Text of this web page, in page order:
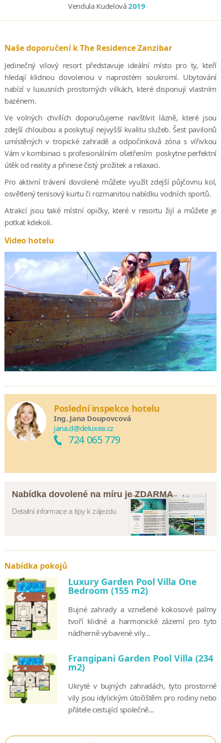
Vendula Kudelová2019
Naše doporučení k The Residence Zanzibar
Jedinečný vilový resort představuje ideální místo pro ty, kteří
hledají klidnou dovolenou v naprostém soukromí. Ubytování
nabízí v luxusních prostorných vilkách, které disponují vlastním
bazénem.
Ve volných chvílích doporučujeme navštívit lázně, které jsou
zdejší chloubou a poskytují nejvyšší kvalitu služeb. Šest pavilonů
umístěných v tropické zahradě a odpočinková zóna s vířivkou
Vám v kombinaci s profesionálním ošetřením poskytne perfektní
útěk od reality a přinese čistý prožitek a relaxaci.
Pro aktivní trávení dovolené můžete využít zdejší půjčovnu kol,
osvětlený tenisový kurtu či rozmanitou nabídku vodních sportů.
Atrakcí jsou také místní opičky, které v resortu žijí a můžete je
potkat kdekoli.
Video hotelu
Poslední inspekce hotelu
Ing. Jana Doupovcová
jana.d@deluxea.cz
724 065 779
Nabídka dovolené na míru je ZDARMA
Detailní informace a tipy k zájezdu
Nabídka pokojů
Luxury Garden Pool Villa One
Bedroom (155 m2)
Bujné zahrady a vznešené kokosové palmy
tvoří klidné a harmonické zázemí pro tyto
nádherně vybavené vily...
Frangipani Garden Pool Villa (234
m2)
Ukryté v bujných zahradách, tyto prostorné
vily jsou idylickým útočištěm pro rodiny nebo
přátele cestující společně...